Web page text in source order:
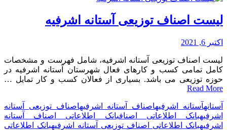
لیست اصناف توزیعی آستانه اشرفیه
اکتبر 6, 2021
لیست اصناف توزیعی آستانه اشرفیه، شامل فهرست و مشخصات
کامل تمامی کسب و کارهای فعال شهرستان آستانه اشرفیه در
حوزه توزیعی می باشد. بسیاری از فعالان کسب و کار تمایل …
Read More
آستانهآستانه اشرفیهاصناف آستانه اشرفیهاصناف توزیعی آستانه
اشرفیهبانک اطلاعاتی اصنافبانک اطلاعاتی اصناف آستانه
اشرفیهبانک اطلاعاتی اصناف توزیعی آستانه اشرفیهبانک اطلاعاتی